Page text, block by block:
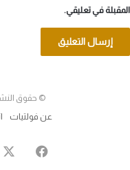
المقبلة في تعليقي.
© حقوق النشر
عن فولتيات